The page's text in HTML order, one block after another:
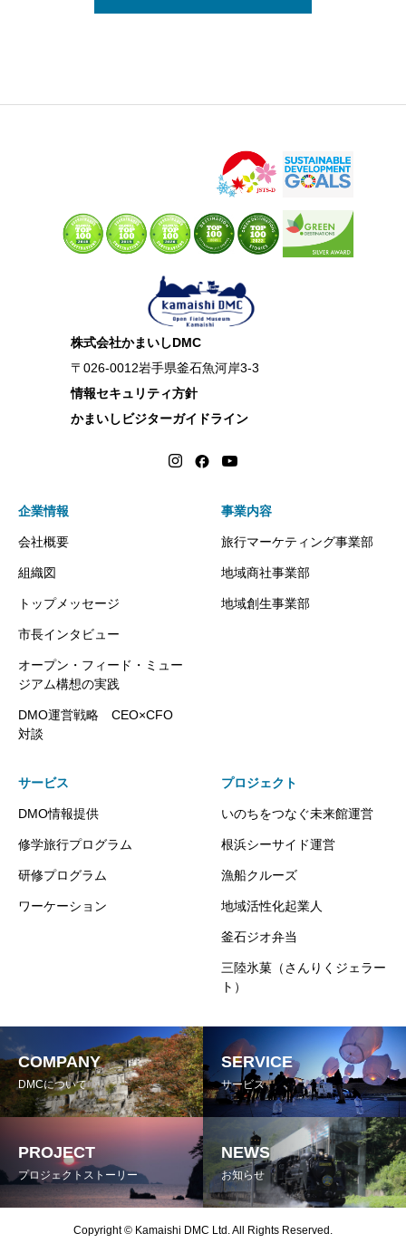
株式会社かまいしDMC
〒026-0012岩手県釜石魚河岸3-3
情報セキュリティ方針
かまいしビジターガイドライン
企業情報
会社概要
組織図
トップメッセージ
市長インタビュー
オープン・フィード・ミュー
ジアム構想の実践
DMO運営戦略 CEO×CFO
対談
事業内容
旅行マーケティング事業部
地域商社事業部
地域創生事業部
サービス
DMO情報提供
修学旅行プログラム
研修プログラム
ワーケーション
プロジェクト
いのちをつなぐ未来館運営
根浜シーサイド運営
漁船クルーズ
地域活性化起業人
釜石ジオ弁当
三陸氷菓（さんりくジェラー
ト）
COMPANY
DMCについて
SERVICE
サービス
PROJECT
プロジェクトストーリー
NEWS
お知らせ
Copyright © Kamaishi DMC Ltd. All Rights Reserved.